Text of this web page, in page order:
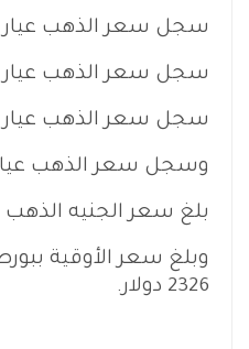
سجل سعر الذهب عيار 24 نحو 3617جنيهًا.
سجل سعر الذهب عيار 21 سعر 3165 جنيه.
سجل سعر الذهب عيار 18 نحو 2713جنيهًا.
وسجل سعر الذهب عيار 14 نحو 2110
بلغ سعر الجنيه الذهب نحو 25320
وبلغ سعر الأوقية
2326 دولار.